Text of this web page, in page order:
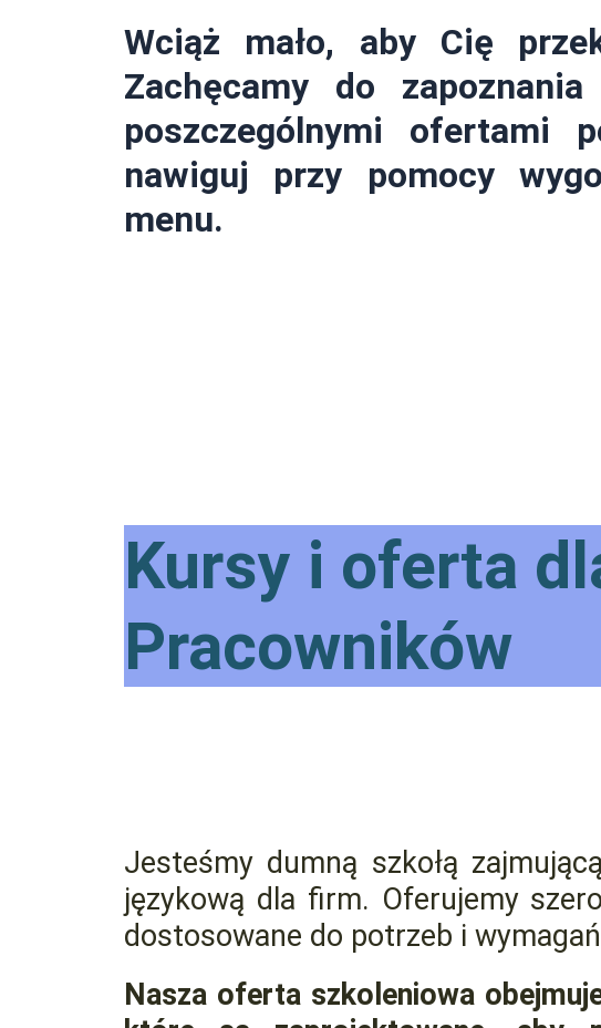
Wciąż mało, aby Cię
Zachęcamy do
poszczególnymi ofertami
nawiguj przy pomocy
menu.
Kursy i oferta
Pracowników
Jesteśmy dumną szkołą
językową dla firm. Oferujemy
dostosowane do potrzeb i
Nasza oferta szkoleniowa